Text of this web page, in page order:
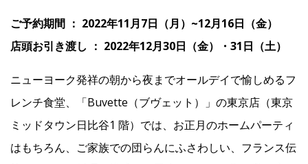
財務・業績情報 IRライブラリー 電子公告 IRカレンダー
Franchise
ご予約期間 ： 2022年11月7日（月）~12月16日（金）
店頭お引き渡し ： 2022年12月30日（金）・31日（土）
ニューヨーク発祥の朝から夜までオールデイで愉しめるフ
レンチ食堂、「Buvette（ブヴェット）」の東京店（東京
ミッドタウン日比谷1 階）では、お正月のホームパーティ
はもちろん、ご家族での団らんにふさわしい、フランス伝